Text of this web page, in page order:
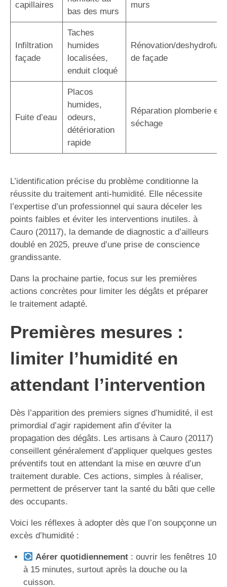
capillaires
bas des murs
murs
Infiltration
façade
Taches
humides
localisées,
enduit cloqué
Rénovation/
de façade
Fuite d’eau
Placos
humides,
odeurs,
détérioration
rapide
Réparation plomberie et
séchage
L’identification précise du problème conditionne la
réussite du traitement anti-humidité. Elle nécessite
l’expertise d’un professionnel qui saura déceler les
points faibles et éviter les interventions inutiles. à
Cauro (20117), la demande de diagnostic a d’ailleurs
doublé en 2025, preuve d’une prise de conscience
grandissante.
Dans la prochaine partie, focus sur les premières
actions concrètes pour limiter les dégâts et préparer
le traitement adapté.
Premières mesures :
limiter l’humidité en
attendant l’intervention
Dès l’apparition des premiers signes d’humidité, il est
primordial d’agir rapidement afin d’éviter la
propagation des dégâts. Les artisans à Cauro (20117)
conseillent généralement d’appliquer quelques gestes
préventifs tout en attendant la mise en œuvre d’un
traitement durable. Ces actions, simples à réaliser,
permettent de préserver tant la santé du bâti que celle
des occupants.
Voici les réflexes à adopter dès que l’on soupçonne un
excès d’humidité :
Aérer quotidiennement: ouvrir les fenêtres 10
à 15 minutes, surtout après la douche ou la
cuisson.